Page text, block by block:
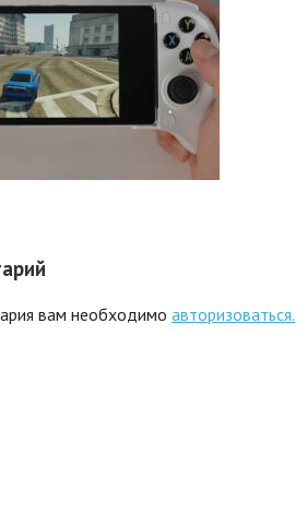
вам необходимо авторизоваться.